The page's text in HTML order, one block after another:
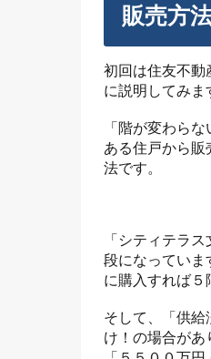
販売方
初回は住友不動
に説明してみま
「階が変わら
ある住戸から
法です。
「シティテラ
段になっていま
に購入すれば５
そして、「供
け！の場合があ